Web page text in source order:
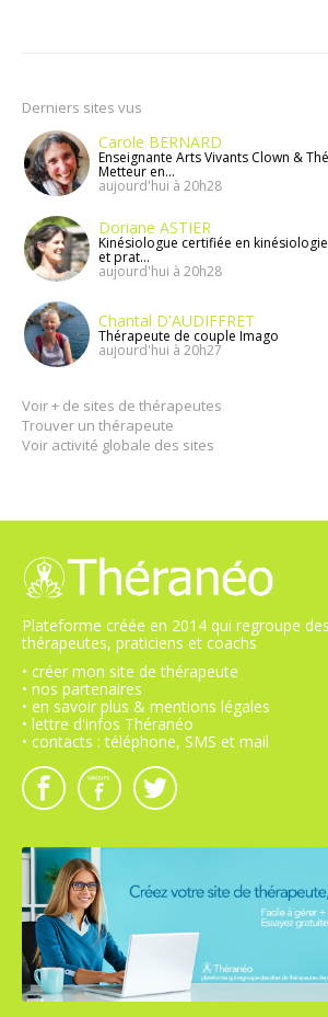
Derniers sites vus
Carole BERNARD
Enseignante Arts Vivants Clown &
Metteur en...
aujourd'hui à 20h28
Doriane ASTIER
Kinésiologue certifiée en
et prat...
aujourd'hui à 20h28
Chantal D'AUDIFFRET
Thérapeute de couple Imago
aujourd'hui à 20h27
Voir + de sites de thérapeutes
Trouver un thérapeute
Voir activité globale des sites
Plateforme créée en 2014 qui regroupe
thérapeutes, praticiens et coachs
• créer mon site de thérapeute
• nos partenaires
• en savoir plus & mentions légales
• lettre d'infos Théranéo
• contacts : téléphone, SMS et mail